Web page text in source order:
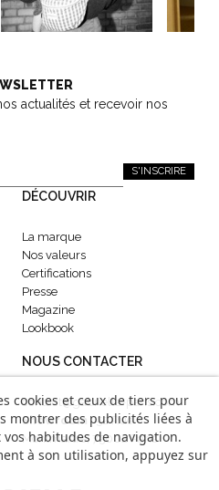
actualités et recevoir nos
S'INSCRIRE
DÉCOUVRIR
La marque
Nos valeurs
Certifications
Presse
Magazine
Lookbook
NOUS CONTACTER
contact@gabrielle-paris.com
Showroom : 52 Rue
Montmartre, 75002 Paris
cookies et ceux de tiers pour
montrer des publicités liées à
habitudes de navigation.
à son utilisation, appuyez sur